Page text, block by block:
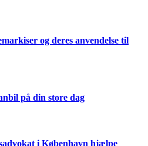
og deres anvendelse til
på din store dag
i København hjælpe